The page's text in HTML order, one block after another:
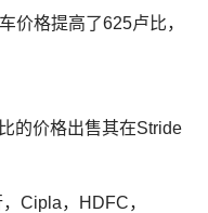
价格提高了625卢比，
的价格出售其在Stride
Cipla，HDFC，